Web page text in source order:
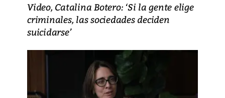
Video, Catalina Botero: ‘Si la gente elige
criminales, las sociedades deciden
suicidarse’